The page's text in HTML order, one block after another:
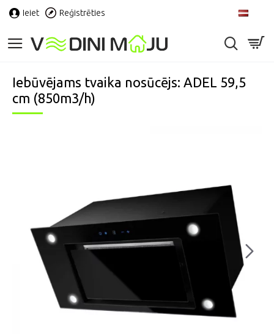
Ieiet Reģistrēties
Iebūvējams tvaika nosūcējs: ADEL 59,5
cm (850m3/h)